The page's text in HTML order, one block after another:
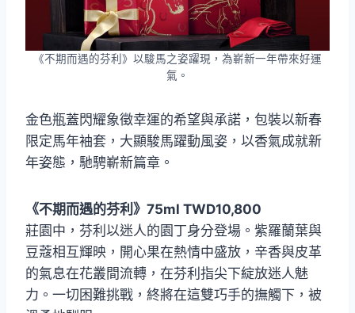
《不期而遇的芬利》以駿馬之姿躍現，為嶄新一年帶來好運
氣。
金色瓶蓋閃耀象徵幸運的希望與承諾，包裝以新春
限定馬年袖套，大顯駿馬躍動風姿，以香氣成就新
年姿態，馳騁嶄新篇章。
《不期而遇的芬利》75ml TWD10,800
莊園中，芬利以迷人的園丁身分登場。紫羅蘭葉與
豆蔻相互輝映，開心果在熱情中盛放，辛香與皮革
的氣息在花叢間流轉，在芬利指尖下綻放迷人魅
力。一切困難挑戰，終將在這雙巧手的撫觸下，被